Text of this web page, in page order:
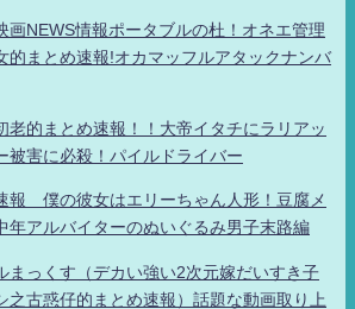
画NEWS情報ポータブルの杜！オネエ管理
的まとめ速報!オカマッフルアタックナンバ
老的まとめ速報！！大帝イタチにラリアッ
被害に必殺！パイルドライバー
報 僕の彼女はエリーちゃん人形！豆腐メ
年アルバイターのぬいぐるみ男子末路編
まっくす（デカい強い2次元嫁だいすき子
之古惑仔的まとめ速報）話題な動画取り上